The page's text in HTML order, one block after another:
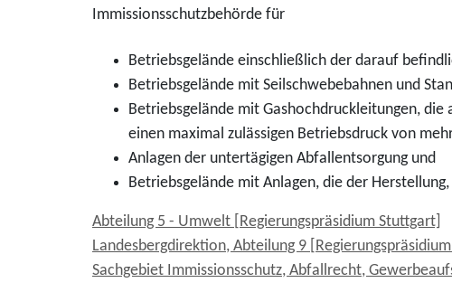
Immissionsschutzbehörde für
Betriebsgelände einschließlich der darauf
Betriebsgelände mit Seilschwebebahnen und
Betriebsgelände mit Gashochdruckleitungen, die
einen maximal zulässigen Betriebsdruck von
Anlagen der untertägigen Abfallentsorgung und
Betriebsgelände mit Anlagen, die der
Abteilung 5 - Umwelt [Regierungspräsidium Stuttgart]
Landesbergdirektion, Abteilung 9 [Regierungspräsidium
Sachgebiet Immissionsschutz, Abfallrecht,